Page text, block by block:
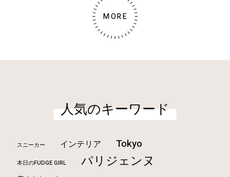
MORE
人気のキーワード
スニーカー インテリア Tokyo
本日のFUDGE GIRL パリジェンヌ